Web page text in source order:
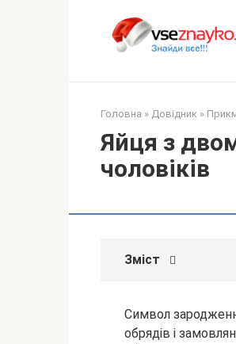
Головна » Довідник »
Яйця з
чоловіків
Зміст
Символ
обрядів і